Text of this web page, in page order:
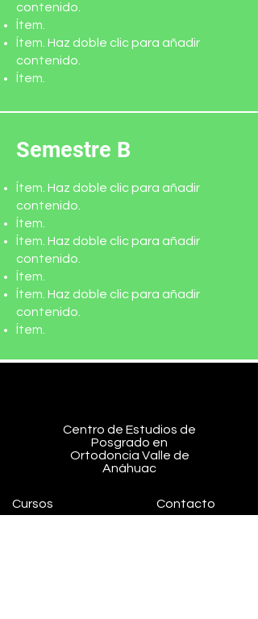
contenido.
Ítem.
Ítem. Haz doble clic para añadir
contenido.
Ítem.
Semestre B
Ítem. Haz doble clic para añadir
contenido.
Ítem.
Ítem. Haz doble clic para añadir
contenido.
Ítem.
Ítem. Haz doble clic para añadir
contenido.
Ítem.
Centro de Estudios de
Posgrado en
Ortodoncia Valle de
Anáhuac
Cursos
Contacto